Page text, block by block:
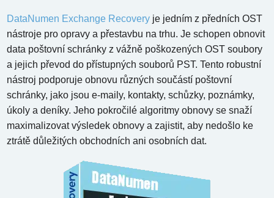
DataNumen Exchange Recovery je jedním z předních OST
nástroje pro opravy a přestavbu na trhu. Je schopen obnovit
data poštovní schránky z vážně poškozených OST soubory
a jejich převod do přístupných souborů PST. Tento robustní
nástroj podporuje obnovu různých součástí poštovní
schránky, jako jsou e-maily, kontakty, schůzky, poznámky,
úkoly a deníky. Jeho pokročilé algoritmy obnovy se snaží
maximalizovat výsledek obnovy a zajistit, aby nedošlo ke
ztrátě důležitých obchodních ani osobních dat.